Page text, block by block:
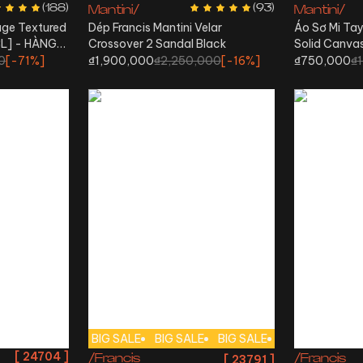
(188)
Textured
- HÀNG
[-71%]
Mantini/
(93)
Dép Francis Mantini Velar
Crossover 2 Sandal Black
₫1,900,000₫2,250,000[-16%]
Mantini/
Áo Sơ Mi
Solid
₫750,000
[ 24704]
BIG SALE BIG SALE BIG SALE
/Francis
[ 23791 ]
/Francis